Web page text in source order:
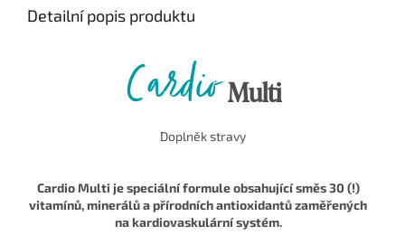
Detailní popis produktu
CardioMulti
Doplněk stravy
Cardio Multi je speciální formule obsahující směs 30 (!)
vitamínů, minerálů a přírodních antioxidantů zaměřených
na kardiovaskulární systém.